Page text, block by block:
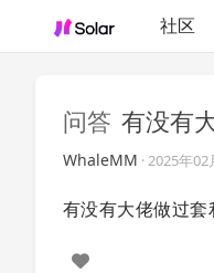
社区
问答 有没有
WhaleMM ·2025年02
有没有大佬做过